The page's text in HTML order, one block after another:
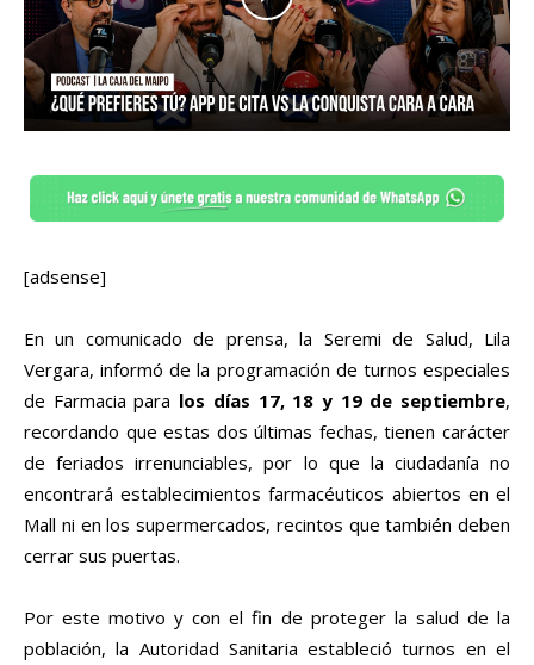
[adsense]
En un comunicado de prensa, la Seremi de Salud, Lila
Vergara, informó de la programación de turnos especiales
de Farmacia para los días 17, 18 y 19 de septiembre,
recordando que estas dos últimas fechas, tienen carácter
de feriados irrenunciables, por lo que la ciudadanía no
encontrará establecimientos farmacéuticos abiertos en el
Mall ni en los supermercados, recintos que también deben
cerrar sus puertas.
Por este motivo y con el fin de proteger la salud de la
población, la Autoridad Sanitaria estableció turnos en el